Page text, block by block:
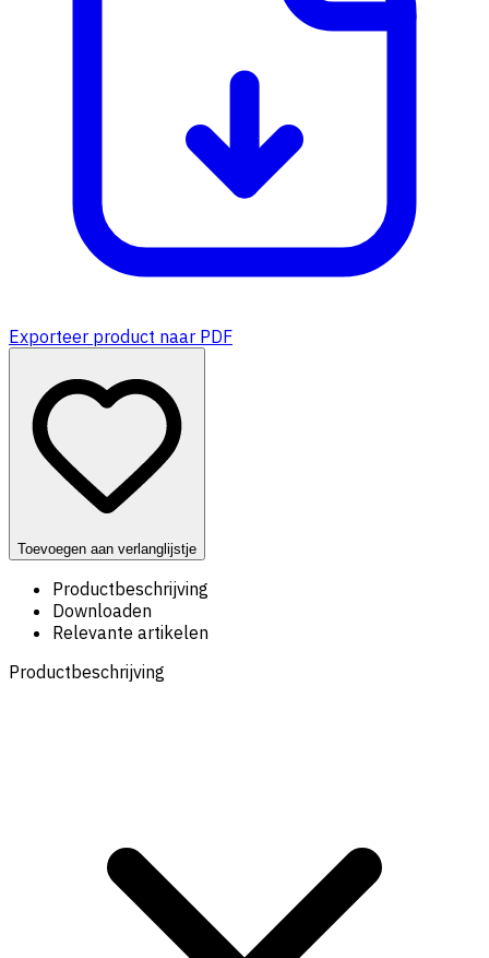
Exporteer product naar PDF
Toevoegen aan verlanglijstje
Productbeschrijving
Downloaden
Relevante artikelen
Productbeschrijving